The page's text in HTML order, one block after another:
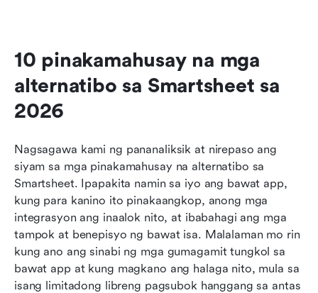
10 pinakamahusay na mga
alternatibo sa Smartsheet sa
2026
Nagsagawa kami ng pananaliksik at nirepaso ang
siyam sa mga pinakamahusay na alternatibo sa
Smartsheet. Ipapakita namin sa iyo ang bawat app,
kung para kanino ito pinakaangkop, anong mga
integrasyon ang inaalok nito, at ibabahagi ang mga
tampok at benepisyo ng bawat isa. Malalaman mo rin
kung ano ang sinabi ng mga gumagamit tungkol sa
bawat app at kung magkano ang halaga nito, mula sa
isang limitadong libreng pagsubok hanggang sa antas